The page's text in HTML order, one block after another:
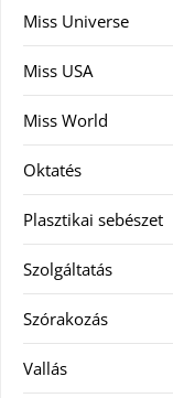
Miss Universe
Miss USA
Miss World
Oktatés
Plasztikai sebészet
Szolgáltatás
Szórakozás
Vallás